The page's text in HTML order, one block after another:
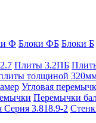
Ф Блоки ФБ Блоки Б
Плиты 3.2ПБ
толщиной
Угловая
Перемычки
Серия 3.818.9-2